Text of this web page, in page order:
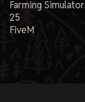
Farming Simulator
25
FiveM